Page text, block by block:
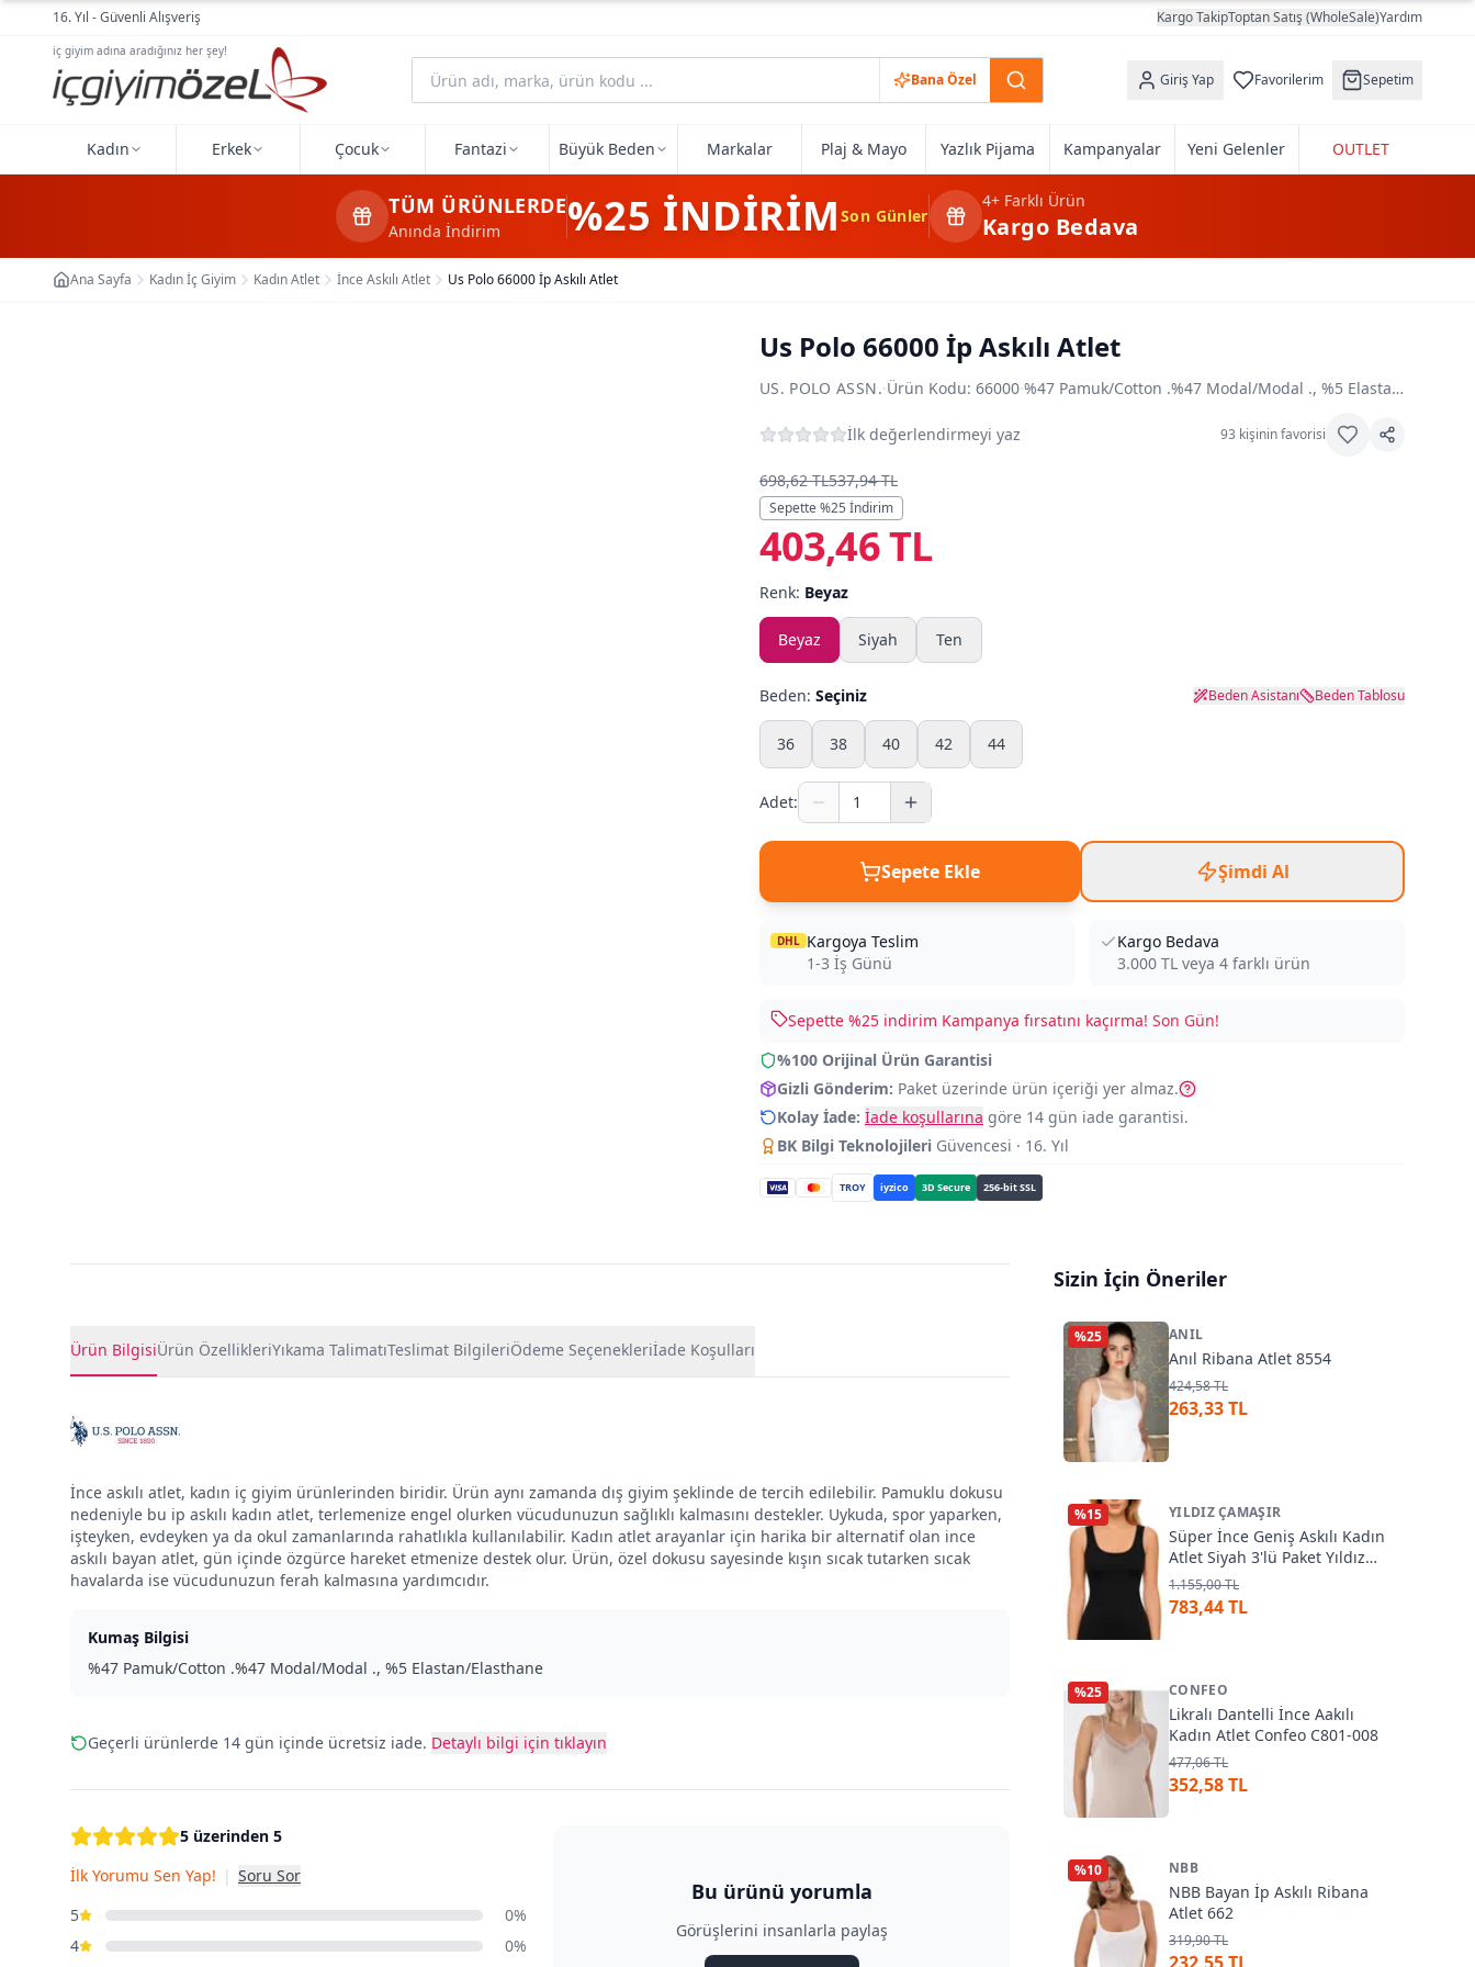
Ana içeriğe geç16. Yıl - Güvenli Alışveriş Kargo TakipToptan Satış (WholeSale)Yardım
iç giyim adına aradığınız her şey!
Bana Özel Giriş Yap Favorilerim Sepetim
Kadın Erkek Çocuk Fantazi Büyük Beden Markalar Plaj & Mayo Yazlık Pijama Kampanyalar Yeni Gelenler OUTLET
TÜM ÜRÜNLERDE
Anında İndirim %25 İNDİRİMSon Günler
4+Farklı Ürün
Kargo Bedava
Ana Sayfa Kadın İç Giyim Kadın Atlet İnce Askılı Atlet Us Polo 66000 İp Askılı Atlet
Us Polo 66000 İp Askılı Atlet
US. POLO ASSN.·Ürün Kodu: 66000· %47 Pamuk/Cotton .%47 Modal/Modal ., %5 Elastan/Elasthane
İlk değerlendirmeyi yaz 93 kişinin favorisi
698,62 TL537,94 TL
Sepette %25 İndirim
403,46 TL
Renk: Beyaz
Beyaz Siyah Ten
Beden: Seçiniz Beden Asistanı Beden Tablosu
36 38 40 42 44
Adet:
Sepete Ekle Şimdi Al
DHL Kargoya Teslim
1-3 İş Günü
Kargo Bedava
3.000 TL veya 4 farklı ürün
Sepette %25 indirim Kampanya fırsatını kaçırma! Son Gün!
%100 Orijinal Ürün Garantisi
Gizli Gönderim: Paket üzerinde ürün içeriği yer almaz.
Kolay İade: İade koşullarına göre 14 gün iade garantisi.
BK Bilgi Teknolojileri Güvencesi · 16. Yıl
TROY iyzico 3D Secure 256-bit SSL
Ürün BilgisiÜrün ÖzellikleriYıkama TalimatıTeslimat BilgileriÖdeme Seçenekleriİade Koşulları
İnce askılı atlet, kadın iç giyim ürünlerinden biridir. Ürün aynı zamanda dış giyim şeklinde de tercih edilebilir. Pamuklu dokusu
nedeniyle bu ip askılı kadın atlet, terlemenize engel olurken vücudunuzun sağlıklı kalmasını destekler. Uykuda, spor yaparken,
işteyken, evdeyken ya da okul zamanlarında rahatlıkla kullanılabilir. Kadın atlet arayanlar için harika bir alternatif olan ince
askılı bayan atlet, gün içinde özgürce hareket etmenize destek olur. Ürün, özel dokusu sayesinde kışın sıcak tutarken sıcak
havalarda ise vücudunuzun ferah kalmasına yardımcıdır.
Kumaş Bilgisi
%47 Pamuk/Cotton .%47 Modal/Modal ., %5 Elastan/Elasthane
Geçerli ürünlerde 14 gün içinde ücretsiz iade. Detaylı bilgi için tıklayın
5 üzerinden 5
İlk Yorumu Sen Yap! | Soru Sor
5
0%
4
0%
Bu ürünü yorumla
Görüşlerini insanlarla paylaş
Sizin İçin Öneriler
%25 ANIL
Anıl Ribana Atlet 8554
424,58 TL
263,33 TL
%15 YILDIZ ÇAMAŞIR
Süper İnce Geniş Askılı Kadın
Atlet Siyah 3'lü Paket Yıldız
2316
1.155,00 TL
783,44 TL
%25 CONFEO
Likralı Dantelli İnce Aakılı
Kadın Atlet Confeo C801-008
477,06 TL
352,58 TL
%10 NBB
NBB Bayan İp Askılı Ribana
Atlet 662
319,90 TL